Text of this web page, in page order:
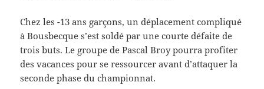
Chez les -13 ans garçons, un déplacement compliqué
à Bousbecque s’est soldé par une courte défaite de
trois buts. Le groupe de Pascal Broy pourra profiter
des vacances pour se ressourcer avant d’attaquer la
seconde phase du championnat.